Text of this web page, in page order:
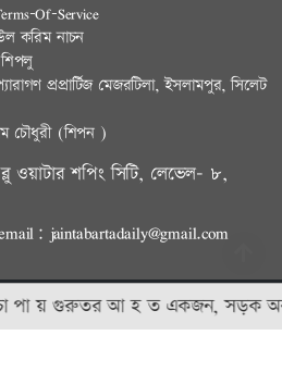
Of-Service
করিম নাচন
প্রপ্রার্টিজ মেজরটিলা, ইসলামপুর, সিলেট
চৌধুরী (শিপন )
ওয়াটার শপিং সিটি, লেভেল- ৮,
jaintabartadaily@gmail.com
® সংরক্ষিত | উন্নয়নেবিডি আইটি
ফ্যাক্টরি
য় গুরুতর আ হ ত একজন, সড়ক অবরোধ